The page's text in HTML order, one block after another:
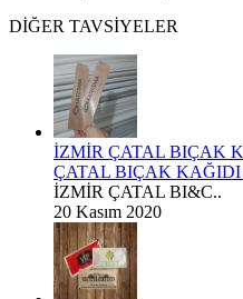
DİĞER TAVSİYELER
İZMİR ÇATAL BIÇAK
ÇATAL BIÇAK KAĞIDI
İZMİR ÇATAL BI&C..
20 Kasım 2020